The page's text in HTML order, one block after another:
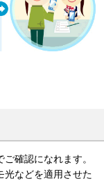
ご確認になれます。
光などを適用させた